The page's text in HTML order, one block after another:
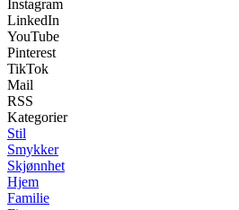
Instagram
LinkedIn
YouTube
Pinterest
TikTok
Mail
RSS
Kategorier
Stil
Smykker
Skjønnhet
Hjem
Familie